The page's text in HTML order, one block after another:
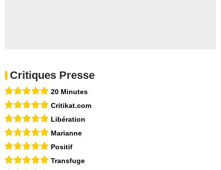
Critiques Presse
20 Minutes
Critikat.com
Libération
Marianne
Positif
Transfuge